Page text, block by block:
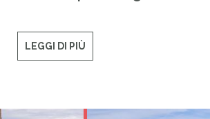
LEGGI DI PIÙ